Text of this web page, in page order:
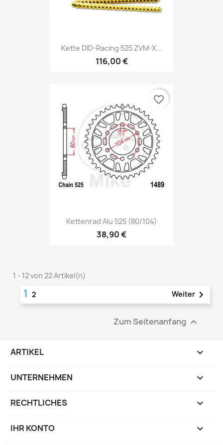
Kette DID-Racing 525 ZVM-X...
116,00 €
Kettenrad Alu 525 (80/104)
38,90 €
favorite_border
1 - 12 von 22 Artikel(n)
12 Weiter
Zum Seitenanfang 
ARTIKEL 
UNTERNEHMEN 
RECHTLICHES 
IHR KONTO 